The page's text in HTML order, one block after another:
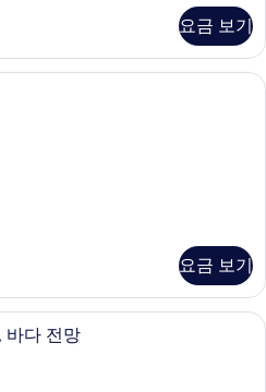
요금 보기
객실 내 금고, 책상, 노트북 작업 공간,
요금 보기
객실 내 금고, 책상, 노트북 작업 공간,
바다 전망